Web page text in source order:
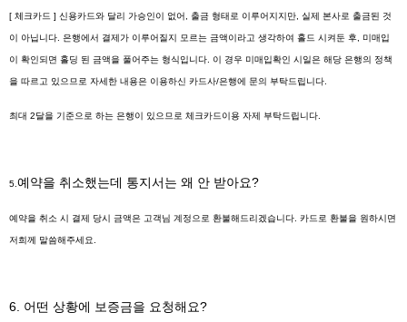
[ 체크카드 ] 신용카드와 달리 가승인이 없어, 출금 형태로 이루어지지만, 실제 본사로 출금된 것
이 아닙니다. 은행에서 결제가 이루어질지 모르는 금액이라고 생각하여 홀드 시켜둔 후, 미매입
이 확인되면 홀딩 된 금액을 풀어주는 형식입니다. 이 경우 미매입확인 시일은 해당 은행의 정책
을 따르고 있으므로 자세한 내용은 이용하신 카드사/은행에 문의 부탁드립니다.
최대 2달을 기준으로 하는 은행이 있으므로 체크카드이용 자제 부탁드립니다.
5. 예약을 취소했는데 통지서는 왜 안 받아요?
예약을 취소 시 결제 당시 금액은 고객님 계정으로 환불해드리겠습니다. 카드로 환불을 원하시면
저희께 말씀해주세요.
6. 어떤 상황에 보증금을 요청해요?